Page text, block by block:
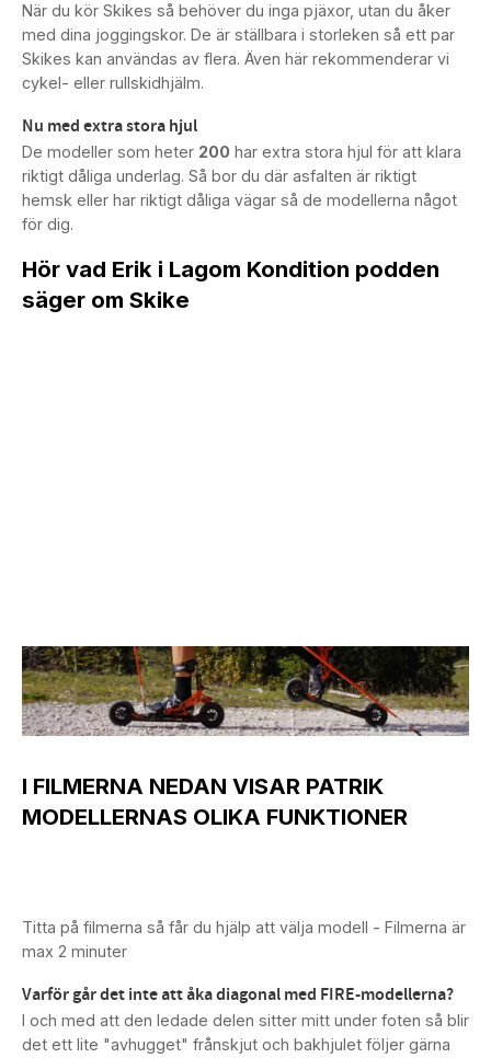
När du kör Skikes så behöver du inga pjäxor, utan du åker
med dina joggingskor. De är ställbara i storleken så ett par
Skikes kan användas av flera. Även här rekommenderar vi
cykel- eller rullskidhjälm.
Nu med extra stora hjul
De modeller som heter 200 har extra stora hjul för att klara
riktigt dåliga underlag. Så bor du där asfalten är riktigt
hemsk eller har riktigt dåliga vägar så de modellerna något
för dig.
Hör vad Erik i Lagom Kondition podden
säger om Skike
I FILMERNA NEDAN VISAR PATRIK
MODELLERNAS OLIKA FUNKTIONER
Titta på filmerna så får du hjälp att välja modell - Filmerna är
max 2 minuter
Varför går det inte att åka diagonal med FIRE-modellerna?
I och med att den ledade delen sitter mitt under foten så blir
det ett lite "avhugget" frånskjut och bakhjulet följer gärna